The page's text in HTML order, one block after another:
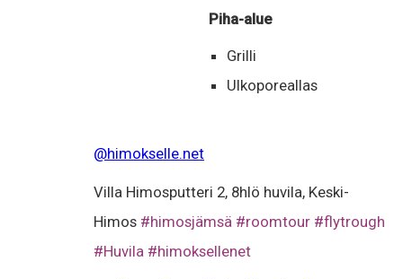
Piha-alue
Grilli
Ulkoporeallas
@himokselle.net
Villa Himosputteri 2, 8hlö huvila, Keski-
Himos #himosjämsä #roomtour #flytrough
#Huvila #himoksellenet